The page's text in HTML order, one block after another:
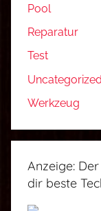
Pool
Reparatur
Test
Uncategorized
Werkzeug
Anzeige:
dir beste